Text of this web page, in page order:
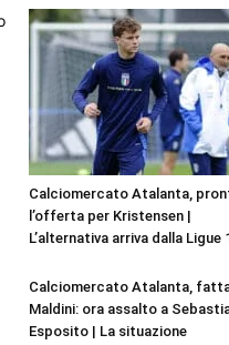
Calciomercato Atalanta,
l’offerta per Kristensen |
L’alternativa arriva dalla Ligue
Calciomercato Atalanta,
Maldini: ora assalto a
Esposito | La situazione